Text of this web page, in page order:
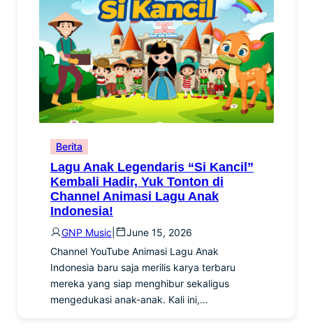
Berita
Lagu Anak Legendaris “Si Kancil”
Kembali Hadir, Yuk Tonton di
Channel Animasi Lagu Anak
Indonesia!
GNP Music
June 15, 2026
Channel YouTube Animasi Lagu Anak
Indonesia baru saja merilis karya terbaru
mereka yang siap menghibur sekaligus
mengedukasi anak-anak. Kali ini,…